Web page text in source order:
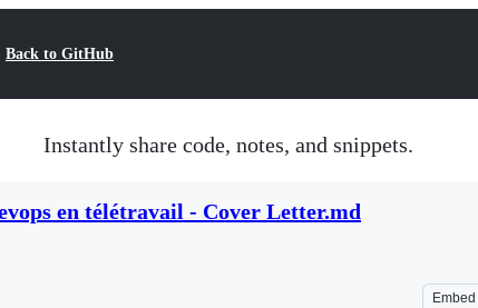
Back to GitHub
Instantly share code, notes, and snippets.
en télétravail - Cover Letter.md
Embed